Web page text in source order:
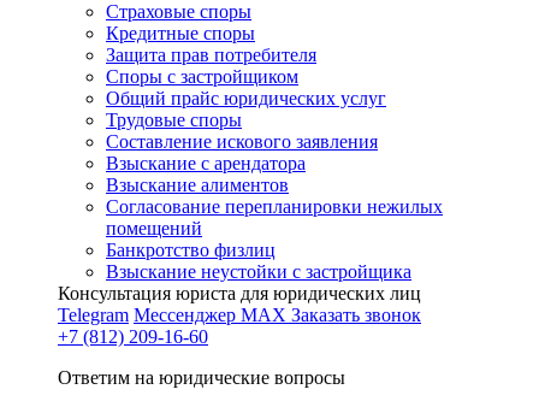
Страховые споры
Кредитные споры
Защита прав потребителя
Споры с застройщиком
Общий прайс юридических услуг
Трудовые споры
Составление искового заявления
Взыскание с арендатора
Взыскание алиментов
Cогласование перепланировки нежилых
помещений
Банкротство физлиц
Взыскание неустойки с застройщика
Консультация юриста для юридических лиц
Telegram Мессенджер MAX Заказать звонок
+7 (812) 209-16-60
Ответим на юридические вопросы